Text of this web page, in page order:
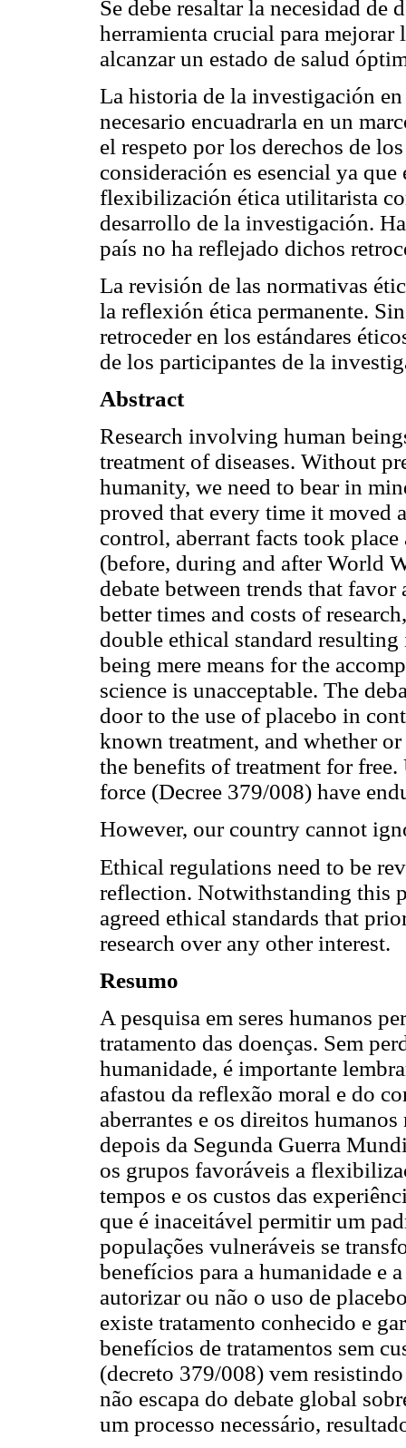
Se debe resaltar la necesidad
herramienta crucial para
alcanzar un estado de salud
La historia de la investigación en
necesario encuadrarla en un
el respeto por los derechos de
consideración es esencial ya
flexibilización ética utilitarista
desarrollo de la investigación.
país no ha reflejado dichos
La revisión de las normativas
la reflexión ética permanente.
retroceder en los estándares
de los participantes de la
Abstract
Research involving human
treatment of diseases. Without
humanity, we need to bear in
proved that every time it moved
control, aberrant facts took
(before, during and after World
debate between trends that
better times and costs of
double ethical standard
being mere means for the
science is unacceptable. The
door to the use of placebo in
known treatment, and whether
the benefits of treatment for
force (Decree 379/008) have
However, our country cannot
Ethical regulations need to be
reflection. Notwithstanding this
agreed ethical standards that
research over any other interest.
Resumo
A pesquisa em seres humanos
tratamento das doenças. Sem
humanidade, é importante
afastou da reflexão moral e do
aberrantes e os direitos
depois da Segunda Guerra
os grupos favoráveis a
tempos e os custos das
que é inaceitável permitir um
populações vulneráveis se
benefícios para a humanidade e
autorizar ou não o uso de
existe tratamento conhecido e
benefícios de tratamentos sem
(decreto 379/008) vem
não escapa do debate global
um processo necessário,